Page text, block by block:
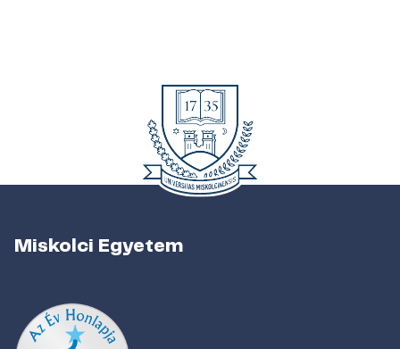
Miskolci Egyetem